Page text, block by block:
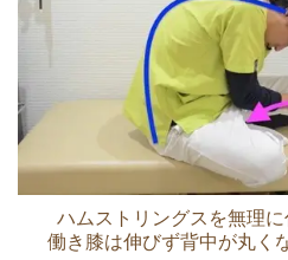
ハムストリングスを無理
働き膝は伸びず背中が丸く